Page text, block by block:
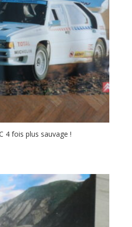
4 fois plus sauvage !